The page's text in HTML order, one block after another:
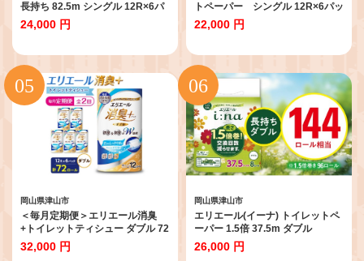
長持ち 82.5m シングル 12R×6パ
ック(72個)_ トイレットペーパー
シングル エリエール 日用品 メー
品 生活用品 防災 備蓄 ストック
【1352854】
24,000 円
トペーパー シングル 12R×6パッ
ク(72個)【1623669】
22,000 円
岡山県津山市
＜毎月定期便＞エリエール消臭
+トイレットティシュー ダブル 72
ロール(12ロール×6パック)全2回
【4067780】
32,000 円
岡山県津山市
エリエール(イーナ) トイレットペ
ーパー 1.5倍 37.5m ダブル
8R×12パック(96個)_ トイレット
ペーパー ダブル i:na エリエール
26,000 円